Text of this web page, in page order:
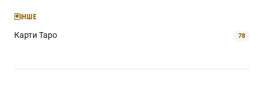
🃏ІНШЕ
Карти Таро 78